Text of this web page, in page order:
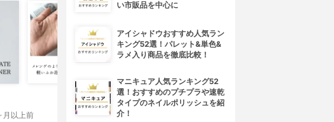
月以上前
い市販品を中心に
アイシャドウおすすめ人気ラン
キング52選！パレット&単色&
ラメ入り商品を徹底比較！
マニキュア人気ランキング52
選！おすすめのプチプラや速乾
タイプのネイルポリッシュを紹
介！